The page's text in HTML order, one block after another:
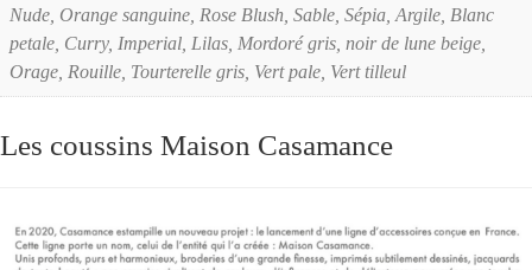
Nude, Orange sanguine, Rose Blush, Sable, Sépia, Argile, Blanc
petale, Curry, Imperial, Lilas, Mordoré gris, noir de lune beige,
Orage, Rouille, Tourterelle gris, Vert pale, Vert tilleul
Les coussins Maison Casamance